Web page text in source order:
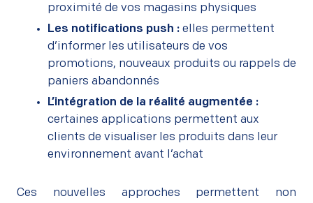
proximité de vos magasins physiques
Les notifications push : elles permettent
d’informer les utilisateurs de vos
promotions, nouveaux produits ou rappels de
paniers abandonnés
L’intégration de la réalité augmentée :
certaines applications permettent aux
clients de visualiser les produits dans leur
environnement avant l’achat
Ces nouvelles approches permettent non